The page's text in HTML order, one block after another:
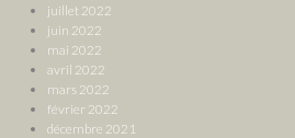
juillet 2022
juin 2022
mai 2022
avril 2022
mars 2022
février 2022
décembre 2021